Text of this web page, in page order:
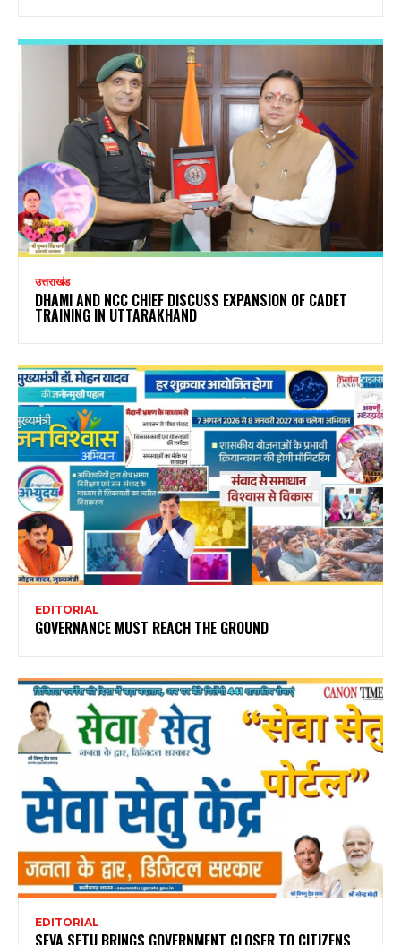
उत्तराखंड
DHAMI AND NCC CHIEF DISCUSS EXPANSION OF CADET
TRAINING IN UTTARAKHAND
EDITORIAL
GOVERNANCE MUST REACH THE GROUND
EDITORIAL
SEVA SETU BRINGS GOVERNMENT CLOSER TO CITIZENS